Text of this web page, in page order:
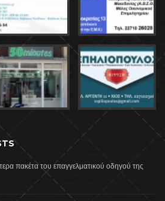
πακέτα του επαγγελματικού οδηγού της